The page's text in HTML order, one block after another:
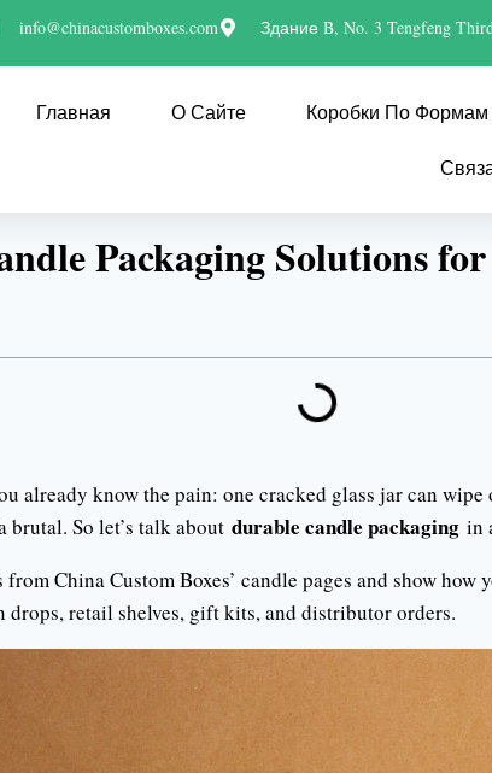
info@chinacustomboxes.com Здание B, No. 3 Tengfeng
Главная О Сайте Коробки По Формам
Packaging Solutions
already know the pain: one cracked glass jar can
So let’s talk about durable candle packaging in
China Custom Boxes’ candle pages and show how
retail shelves, gift kits, and distributor orders.